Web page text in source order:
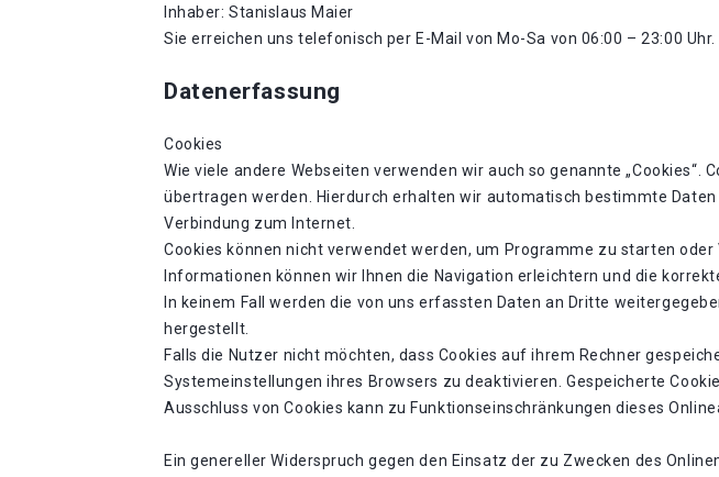
Inhaber: Stanislaus Maier
Sie erreichen uns telefonisch per E-Mail von Mo-Sa von 06:00 – 23:00 Uhr.
Datenerfassung
Cookies
Wie viele andere Webseiten verwenden wir auch so genannte
übertragen werden. Hierdurch erhalten wir automatisch bestimmte
Verbindung zum Internet.
Cookies können nicht verwendet werden, um Programme zu starten
Informationen können wir Ihnen die Navigation erleichtern und die
In keinem Fall werden die von uns erfassten Daten an Dritte
hergestellt.
Falls die Nutzer nicht möchten, dass Cookies auf ihrem Rechner
Systemeinstellungen ihres Browsers zu deaktivieren. Gespeicherte
Ausschluss von Cookies kann zu Funktionseinschränkungen dieses
Ein genereller Widerspruch gegen den Einsatz der zu Zwecken des